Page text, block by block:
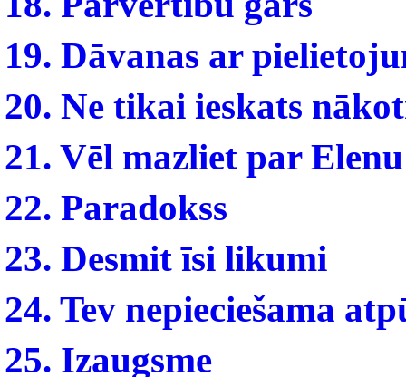
19. Dāvanas ar
20. Ne tikai ieskats
21. Vēl mazliet par
22. Paradokss
23. Desmit īsi likumi
24. Tev nepieciešama
25. Izaugsme